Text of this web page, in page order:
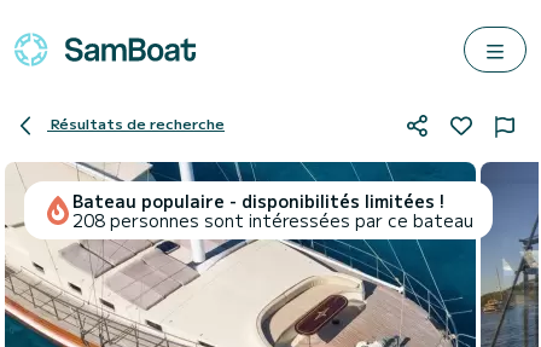
Résultats de recherche
Bateau populaire - disponibilités limitées !
208 personnes sont intéressées par ce bateau